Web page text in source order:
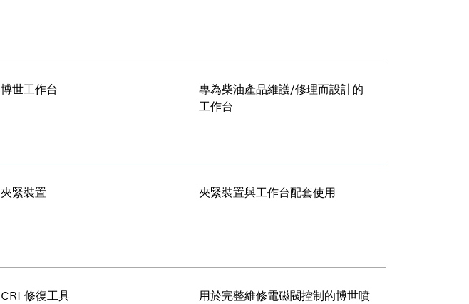
博世工作台
專為柴油產品維護/修理而設計的
工作台
夾緊裝置 夾緊裝置與工作台配套使用
CRI 修復工具
用於完整維修電磁閥控制的博世噴